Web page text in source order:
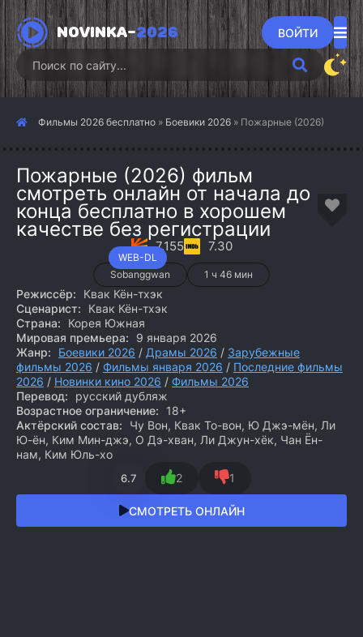
NOVINKA-2026 ВОЙТИ
Фильмы 2026 бесплатно » Боевики 2026 » Пожарные (2026)
Пожарные (2026) фильм
смотреть онлайн от начала до
конца бесплатно в хорошем
качестве без регистрации
WEB-DL
7.155 7.30
Sobanggwan 1 ч 46 мин
Режиссёр:
Квак Кён-тхэк
Сценарист:
Квак Кён-тхэк
Страна:
Корея Южная
Мировая премьера:
9 января 2026
Жанр:
Боевики 2026 / Драмы 2026 / Зарубежные
фильмы 2026 / Фильмы января 2026 / Последние фильмы
2026 / Новинки кино 2026 / Фильмы 2026
Перевод:
русский дубляж
Возрастное ограничение:
18+
Актёрский состав:
Чу Вон, Квак То-вон, Ю Джэ-мён, Ли
Ю-ён, Ким Мин-джэ, О Дэ-хван, Ли Джун-хёк, Чан Ён-
нам, Ким Юль-хо
6.7 2 1
СМОТРЕТЬ ОНЛАЙН